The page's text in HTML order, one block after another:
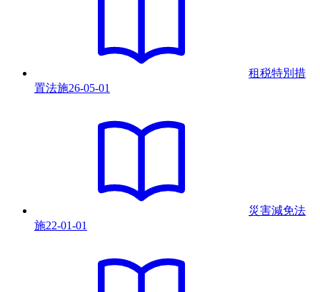
租税特別措
置法施26-05-01
災害減免法
施22-01-01